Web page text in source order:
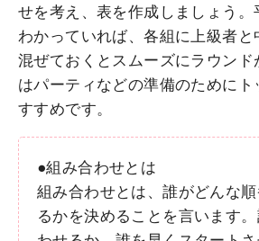
せを考え、表を作成しましょう
わかっていれば、各組に上級者と
混ぜておくとスムーズにラウン
はパーティなどの準備のために
すすめです。
●組み合わせとは
組み合わせとは、誰がどんな
るかを決めることを言います